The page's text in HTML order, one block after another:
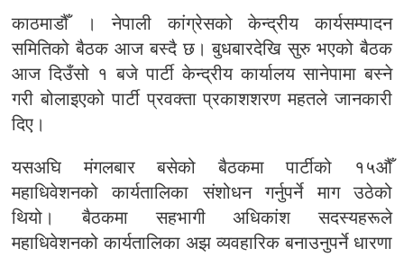
काठमाडौँ । नेपाली कांग्रेसको केन्द्रीय कार्यसम्पादन
समितिको बैठक आज बस्दै छ। बुधबारदेखि सुरु भएको बैठक
आज दिउँसो १ बजे पार्टी केन्द्रीय कार्यालय सानेपामा बस्ने
गरी बोलाइएको पार्टी प्रवक्ता प्रकाशशरण महतले जानकारी
दिए।
यसअघि मंगलबार बसेको बैठकमा पार्टीको १५औँ
महाधिवेशनको कार्यतालिका संशोधन गर्नुपर्ने माग उठेको
थियो। बैठकमा सहभागी अधिकांश सदस्यहरूले
महाधिवेशनको कार्यतालिका अझ व्यवहारिक बनाउनुपर्ने धारणा